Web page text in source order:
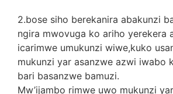
2.bose siho berekanira abakunzi
ngira mwovuga ko ariho yerekera
icarimwe umukunzi wiwe,kuko
mukunzi yar asanzwe azwi iwabo
bari basanzwe bamuzi.
Mw’ijambo rimwe uwo mukunzi